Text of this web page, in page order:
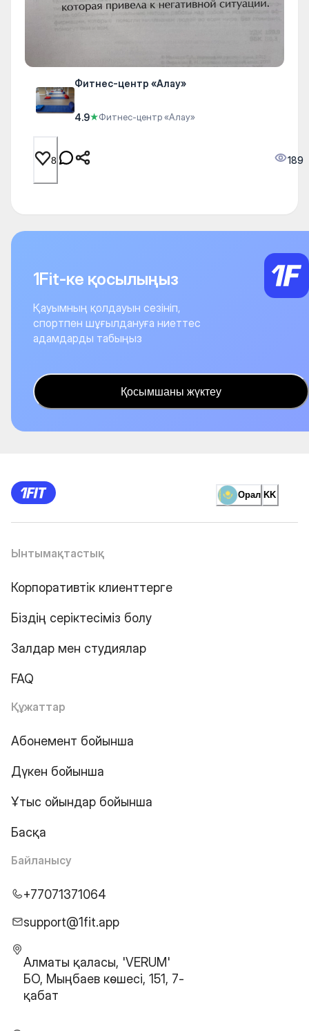
Фитнес-центр «Алау»
4.9★Фитнес-центр «Алау»
8 189
1Fit-ке қосылыңыз
Қауымның қолдауын сезініп,
спортпен шұғылдануға ниеттес
адамдарды табыңыз
Қосымшаны жүктеу
Орал KK
Ынтымақтастық
Корпоративтік клиенттерге
Біздің серіктесіміз болу
Залдар мен студиялар
FAQ
Құжаттар
Абонемент бойынша
Дүкен бойынша
Ұтыс ойындар бойынша
Басқа
Байланысу
+77071371064
support@1fit.app
Алматы қаласы, 'VERUM'
БО, Мыңбаев көшесі, 151, 7-
қабат